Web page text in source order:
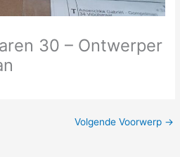
30 – Ontwerper
Volgende Voorwerp →